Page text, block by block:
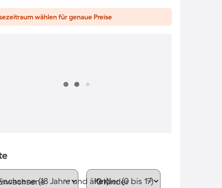
wählen für genaue Preise
(18 Jahre und älter)Kinder (0 bis 17)